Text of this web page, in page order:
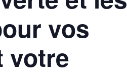
vos
votre